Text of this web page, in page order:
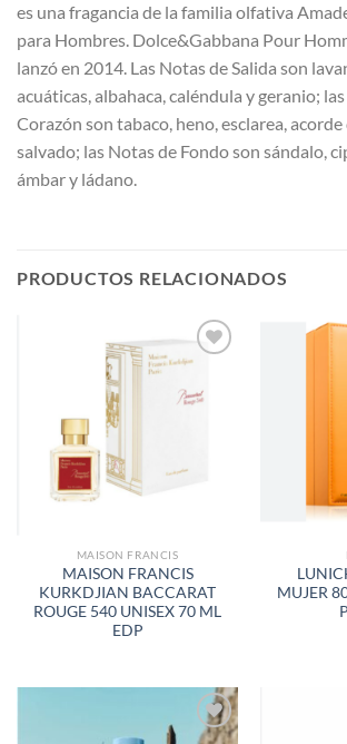
es una fragancia de la familia olfativa
para Hombres. Dolce&Gabbana Pour
lanzó en 2014. Las Notas de Salida son
acuáticas, albahaca, caléndula y geranio;
Corazón son tabaco, heno, esclarea,
salvado; las Notas de Fondo son sándalo,
ámbar y ládano.
PRODUCTOS RELACIONADOS
A LA
MAISON FRANCIS
MAISON FRANCIS
KURKDJIAN BACCARAT
ROUGE 540 UNISEX 70 ML
EDP
MUJER